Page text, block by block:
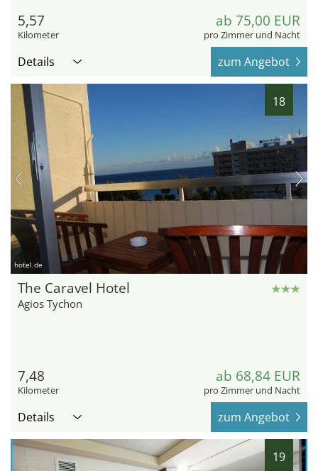
5,57
Kilometer
ab 75,00 EUR
pro Zimmer und Nacht
Details zum Angebot
18
hotel.de
The Caravel Hotel
Agios Tychon
7,48
Kilometer
ab 68,84 EUR
pro Zimmer und Nacht
Details zum Angebot
19